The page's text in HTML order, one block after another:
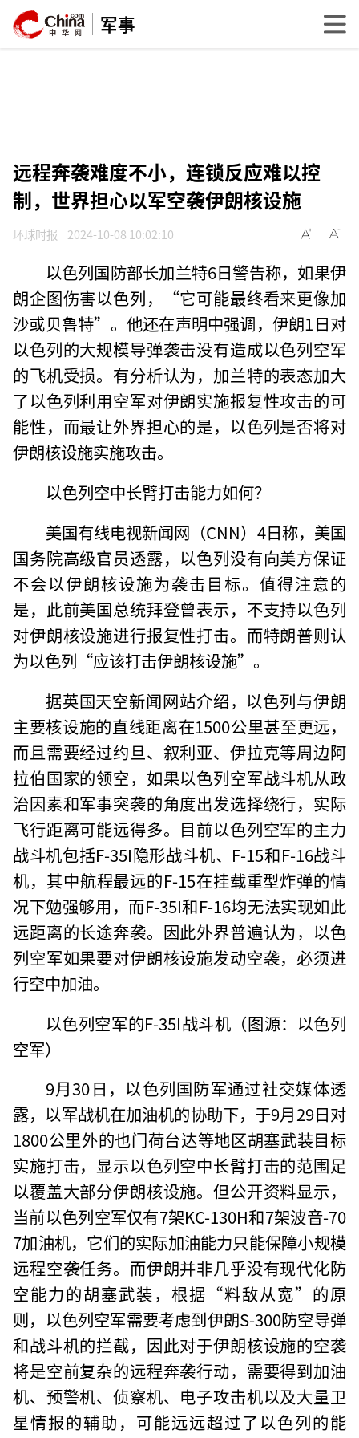
军事
远程奔袭难度不小，连锁反应难以控
制，世界担心以军空袭伊朗核设施
环球时报 2024-10-08 10:02:10
以色列国防部长加兰特6日警告称，如果伊
朗企图伤害以色列，“它可能最终看来更像加
沙或贝鲁特”。他还在声明中强调，伊朗1日对
以色列的大规模导弹袭击没有造成以色列空军
的飞机受损。有分析认为，加兰特的表态加大
了以色列利用空军对伊朗实施报复性攻击的可
能性，而最让外界担心的是，以色列是否将对
伊朗核设施实施攻击。
以色列空中长臂打击能力如何？
美国有线电视新闻网（CNN）4日称，美国
国务院高级官员透露，以色列没有向美方保证
不会以伊朗核设施为袭击目标。值得注意的
是，此前美国总统拜登曾表示，不支持以色列
对伊朗核设施进行报复性打击。而特朗普则认
为以色列“应该打击伊朗核设施”。
据英国天空新闻网站介绍，以色列与伊朗
主要核设施的直线距离在1500公里甚至更远，
而且需要经过约旦、叙利亚、伊拉克等周边阿
拉伯国家的领空，如果以色列空军战斗机从政
治因素和军事突袭的角度出发选择绕行，实际
飞行距离可能远得多。目前以色列空军的主力
战斗机包括F-35I隐形战斗机、F-15和F-16战斗
机，其中航程最远的F-15在挂载重型炸弹的情
况下勉强够用，而F-35I和F-16均无法实现如此
远距离的长途奔袭。因此外界普遍认为，以色
列空军如果要对伊朗核设施发动空袭，必须进
行空中加油。
以色列空军的F-35I战斗机（图源：以色列
空军）
9月30日，以色列国防军通过社交媒体透
露，以军战机在加油机的协助下，于9月29日对
1800公里外的也门荷台达等地区胡塞武装目标
实施打击，显示以色列空中长臂打击的范围足
以覆盖大部分伊朗核设施。但公开资料显示，
当前以色列空军仅有7架KC-130H和7架波音-70
7加油机，它们的实际加油能力只能保障小规模
远程空袭任务。而伊朗并非几乎没有现代化防
空能力的胡塞武装，根据“料敌从宽”的原
则，以色列空军需要考虑到伊朗S-300防空导弹
和战斗机的拦截，因此对于伊朗核设施的空袭
将是空前复杂的远程奔袭行动，需要得到加油
机、预警机、侦察机、电子攻击机以及大量卫
星情报的辅助，可能远远超过了以色列的能